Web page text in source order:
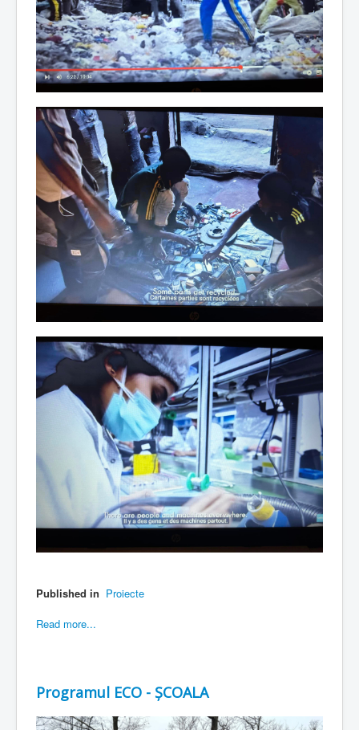
Published in Proiecte
Read more...
Programul ECO - ȘCOALA